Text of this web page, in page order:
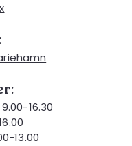
16.30
13.00